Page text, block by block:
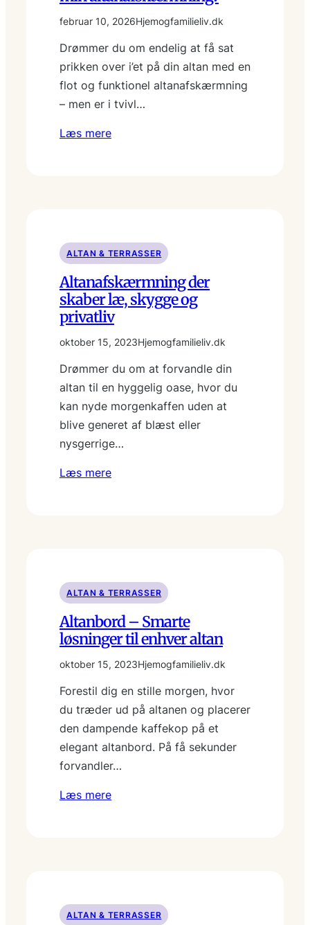
februar 10, 2026Hjemogfamilieliv.dk
Drømmer du om endelig at få sat
prikken over i’et på din altan med en
flot og funktionel altanafskærmning
– men er i tvivl…
Læs mere
ALTAN & TERRASSER
Altanafskærmning der
skaber læ, skygge og
privatliv
oktober 15, 2023Hjemogfamilieliv.dk
Drømmer du om at forvandle din
altan til en hyggelig oase, hvor du
kan nyde morgenkaffen uden at
blive generet af blæst eller
nysgerrige…
Læs mere
ALTAN & TERRASSER
Altanbord – Smarte
løsninger til enhver altan
oktober 15, 2023Hjemogfamilieliv.dk
Forestil dig en stille morgen, hvor
du træder ud på altanen og placerer
den dampende kaffekop på et
elegant altanbord. På få sekunder
forvandler…
Læs mere
ALTAN & TERRASSER